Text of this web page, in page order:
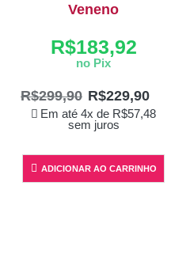
Veneno
R$299,90 R$229,90
Em até 4x de R$57,48
sem juros
R$183,92
no Pix
ADICIONAR AO CARRINHO